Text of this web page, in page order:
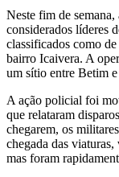
Neste fim de
considerados líderes
classificados como
bairro Icaivera. A
um sítio entre Betim
A ação policial foi
que relataram
chegarem, os
chegada das
mas foram